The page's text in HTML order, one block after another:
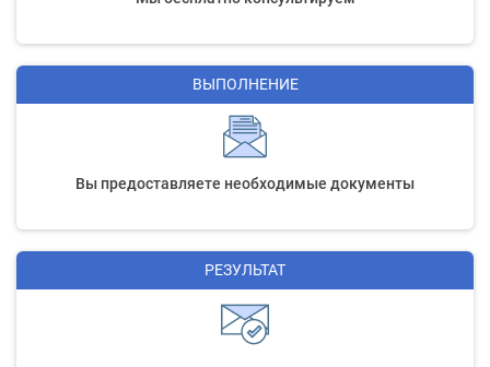
ВЫПОЛНЕНИЕ
Вы предоставляете необходимые документы
РЕЗУЛЬТАТ